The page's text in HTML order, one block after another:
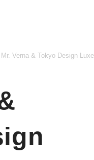
Mr. Verna & Tokyo Design